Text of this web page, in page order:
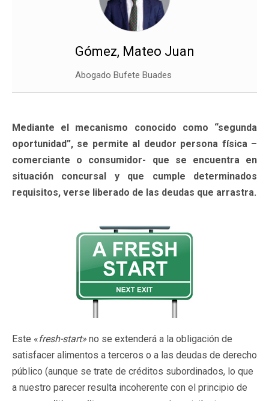
Gómez, Mateo Juan
Abogado Bufete Buades
Mediante el mecanismo conocido como “segunda
oportunidad”, se permite al deudor persona física –
comerciante o consumidor- que se encuentra en
situación concursal y que cumple determinados
requisitos, verse liberado de las deudas que arrastra.
Este «fresh-start» no se extenderá a la obligación de
satisfacer alimentos a terceros o a las deudas de derecho
público (aunque se trate de créditos subordinados, lo que
a nuestro parecer resulta incoherente con el principio de